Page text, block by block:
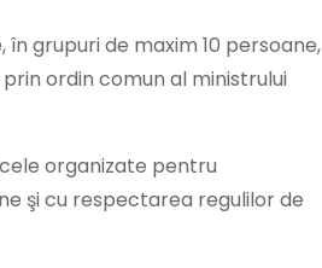
grupuri de maxim 10 persoane,
ordin comun al ministrului
organizate pentru
şi cu respectarea regulilor de